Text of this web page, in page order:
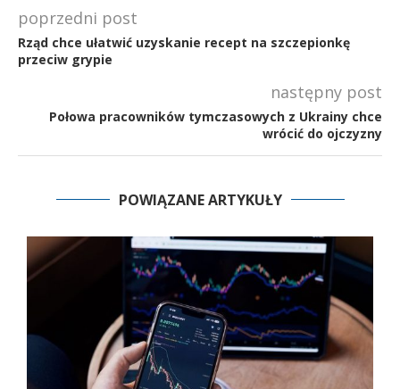
poprzedni post
Rząd chce ułatwić uzyskanie recept na szczepionkę
przeciw grypie
następny post
Połowa pracowników tymczasowych z Ukrainy chce
wrócić do ojczyzny
POWIĄZANE ARTYKUŁY